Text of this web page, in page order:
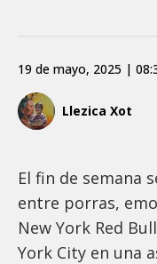
Llezica Xot
19 de mayo, 2025 |
El fin de semana
entre porras,
New York Red
York City en una